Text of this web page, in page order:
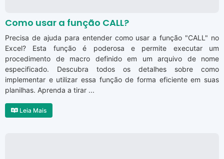
Como usar a função CALL?
Precisa de ajuda para entender como usar a função "CALL" no
Excel? Esta função é poderosa e permite executar um
procedimento de macro definido em um arquivo de nome
especificado. Descubra todos os detalhes sobre como
implementar e utilizar essa função de forma eficiente em suas
planilhas. Aprenda a tirar ...
Leia Mais